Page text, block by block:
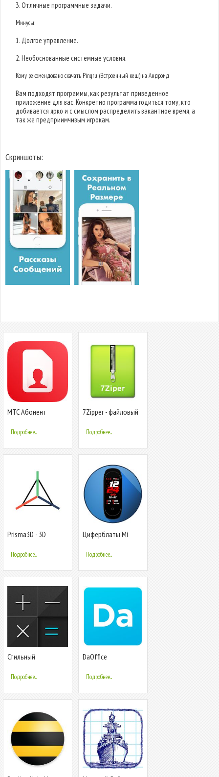
3. Отличные программные задачи.
Минусы:
1. Долгое управление.
2. Необоснованные системные условия.
Кому рекомендовано скачать Pingru (Встроенный кеш) на Андроид
Вам подходят программы, как результат приведенное
приложение для вас. Конкретно программа годиться тому, кто
добивается ярко и с смыслом распределить вакантное время, а
так же предприимчивым игрокам.
Скриншоты:
МТС Абонент
Подробнее...
7Zipper - файловый
Подробнее...
Prisma3D - 3D
Rendering
Подробнее...
Циферблаты Mi
Подробнее...
Стильный
CALCU™
Подробнее...
DaOffice
Подробнее...